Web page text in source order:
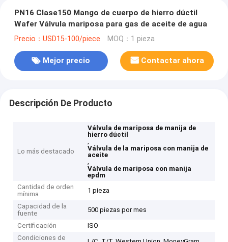
PN16 Clase150 Mango de cuerpo de hierro dúctil
Wafer Válvula mariposa para gas de aceite de agua
Precio：USD15-100/piece MOQ：1 pieza
Mejor precio Contactar ahora
Descripción De Producto
Lo más destacado
Válvula de mariposa de manija de
hierro dúctil
,
Válvula de la mariposa con manija de
aceite
,
Válvula de mariposa con manija
epdm
Cantidad de orden
mínima
1 pieza
Capacidad de la
fuente
500 piezas por mes
Certificación
ISO
Condiciones de